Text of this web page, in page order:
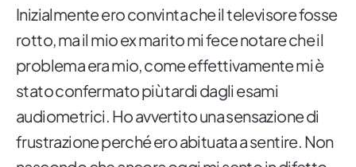
Inizialmente ero convinta che il televisore fosse
rotto, ma il mio ex marito mi fece notare che il
problema era mio, come effettivamente mi è
stato confermato più tardi dagli esami
audiometrici. Ho avvertito una sensazione di
frustrazione perché ero abituata a sentire. Non